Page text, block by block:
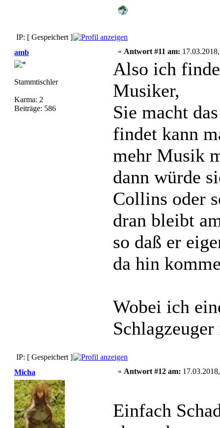
IP: [ Gespeichert ]
amb
Stammtischler
Karma: 2
Beiträge: 586
« Antwort #11 am:
Also ich
Musiker,
Sie macht
findet kann
mehr Musik
dann würde
Collins oder
dran bleibt
so daß er
da hin
Wobei ich
IP: [ Gespeichert ]
Micha
« Antwort #12 am:
Einfach